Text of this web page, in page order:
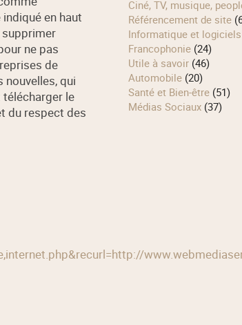
en haut
supprimer
ne pas
de
nouvelles, qui
le
du respect des
Ciné, TV, musique,
Référencement de site
Informatique et logiciels
Francophonie(24)
Utile à savoir(46)
Automobile(20)
Santé et Bien-être(51)
Médias Sociaux(37)